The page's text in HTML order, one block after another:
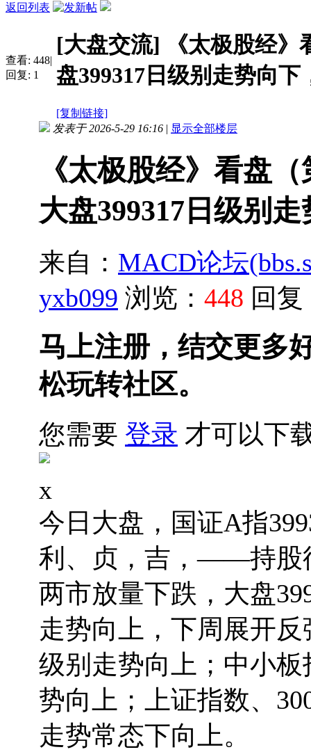
返回列表
查看: 448|
回复: 1
[大盘交流]
《太极股经
盘399317日级别走势向下
[复制链接]
发表于 2026-5-29 16:16 | 显示全部楼层
《太极股经》看盘
大盘399317日级别
来自： MACD论坛
yxb099 浏览： 448 回复
马上注册，结交更多
松玩转社区。
您需要 登录 才可以下
x
今日大盘，国证A指
利、贞，吉，——持股
两市放量下跌，大盘
走势向上，下周展开
级别走势向上；中小
势向上；上证指数、
走势常态下向上。